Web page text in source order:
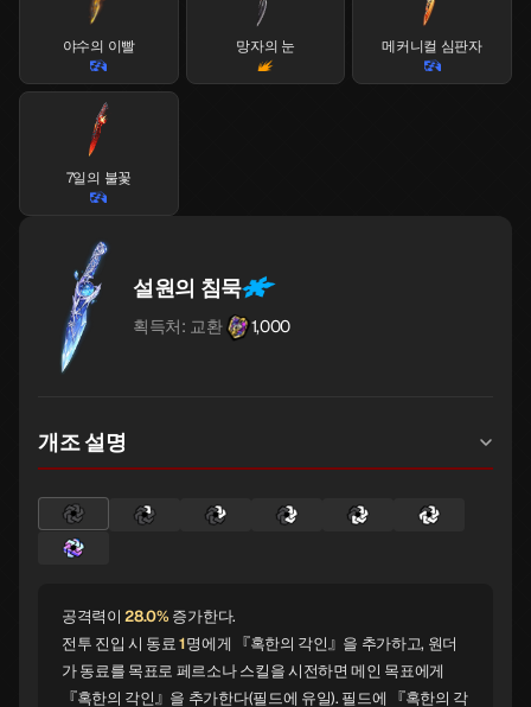
야수의 이빨 망자의 눈 메커니컬 심판자
7일의 불꽃
설원의 침묵
획득처: 교환 1,000
개조 설명
공격력이28.0% 증가한다.
전투 진입 시 동료1명에게 『혹한의 각인』을 추가하고, 원더
가 동료를 목표로 페르소나 스킬을 시전하면 메인 목표에게
『혹한의 각인』을 추가한다(필드에 유일). 필드에 『혹한의 각